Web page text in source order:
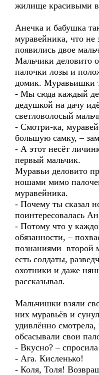
жилище красивыми
Анечка и бабушка
муравейника, что не
появились двое
Мальчики деловито
палочки лозы и
домик. Муравьишки
- Мы сюда каждый
дедушкой на дачу
светловолосый
- Смотри-ка,
большую самку, –
- А этот несёт
первый мальчик.
Муравьи деловито
ношами мимо
муравейника.
- Почему ты сказал
поинтересовалась
- Потому что у
обязанности, –
познаниями второй
есть солдаты,
охотники и даже
рассказывал.
Мальчишки взяли
них муравьёв и
удивлённо смотрела,
обсасывали свои
- Вкусно? –
- Ага. Кисленько!
- Коля, Толя!